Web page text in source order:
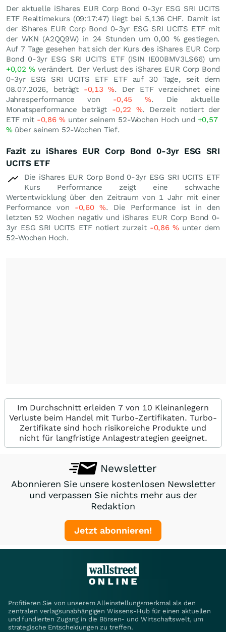
Der aktuelle iShares EUR Corp Bond 0-3yr ESG SRI UCITS
ETF Realtimekurs (09:17:47) liegt bei 5,136 CHF. Damit ist
der iShares EUR Corp Bond 0-3yr ESG SRI UCITS ETF mit
der WKN (A2QQ9W) in 24 Stunden um 0,00 %gestiegen.
Auf 7 Tage gesehen hat sich der Kurs des iShares EUR Corp
Bond 0-3yr ESG SRI UCITS ETF (ISIN IE00BMV3LS66) um
+0,02 %verändert. Der Verlust des iShares EUR Corp Bond
0-3yr ESG SRI UCITS ETF ETF auf 30 Tage, seit dem
08.07.2026, beträgt -0,13%. Der ETF verzeichnet eine
Jahresperformance von -0,45%. Die aktuelle
Monatsperformance beträgt -0,22 %. Derzeit notiert der
ETF mit -0,86 %unter seinem 52-Wochen Hoch und +0,57
%über seinem 52-Wochen Tief.
Fazit zu iShares EUR Corp Bond 0-3yr ESG SRI
UCITS ETF
Die iShares EUR Corp Bond 0-3yr ESG SRI UCITS ETF
Kurs Performance zeigt eine schwache
Wertentwicklung über den Zeitraum von 1 Jahr mit einer
Performance von -0,60%. Die Performance ist in den
letzten 52 Wochen negativ und iShares EUR Corp Bond 0-
3yr ESG SRI UCITS ETF notiert zurzeit -0,86 %unter dem
52-Wochen Hoch.
Im Durchschnitt erleiden 7 von 10 Kleinanlegern
Verluste beim Handel mit Turbo-Zertifikaten. Turbo-
Zertifikate sind hoch risikoreiche Produkte und
nicht für langfristige Anlagestrategien geeignet.
Newsletter
Abonnieren Sie unsere kostenlosen Newsletter
und verpassen Sie nichts mehr aus der
Redaktion
Jetzt abonnieren!
Profitieren Sie von unserem Alleinstellungsmerkmal als den
zentralen verlagsunabhängigen Wissens-Hub für einen aktuellen
und fundierten Zugang in die Börsen- und Wirtschaftswelt, um
strategische Entscheidungen zu treffen.